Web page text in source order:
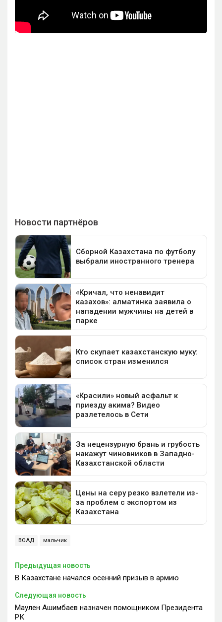
ВОАД мальчик
Предыдущая новость
В Казахстане начался осенний призыв в армию
Следующая новость
Маулен Ашимбаев назначен помощником Президента
РК